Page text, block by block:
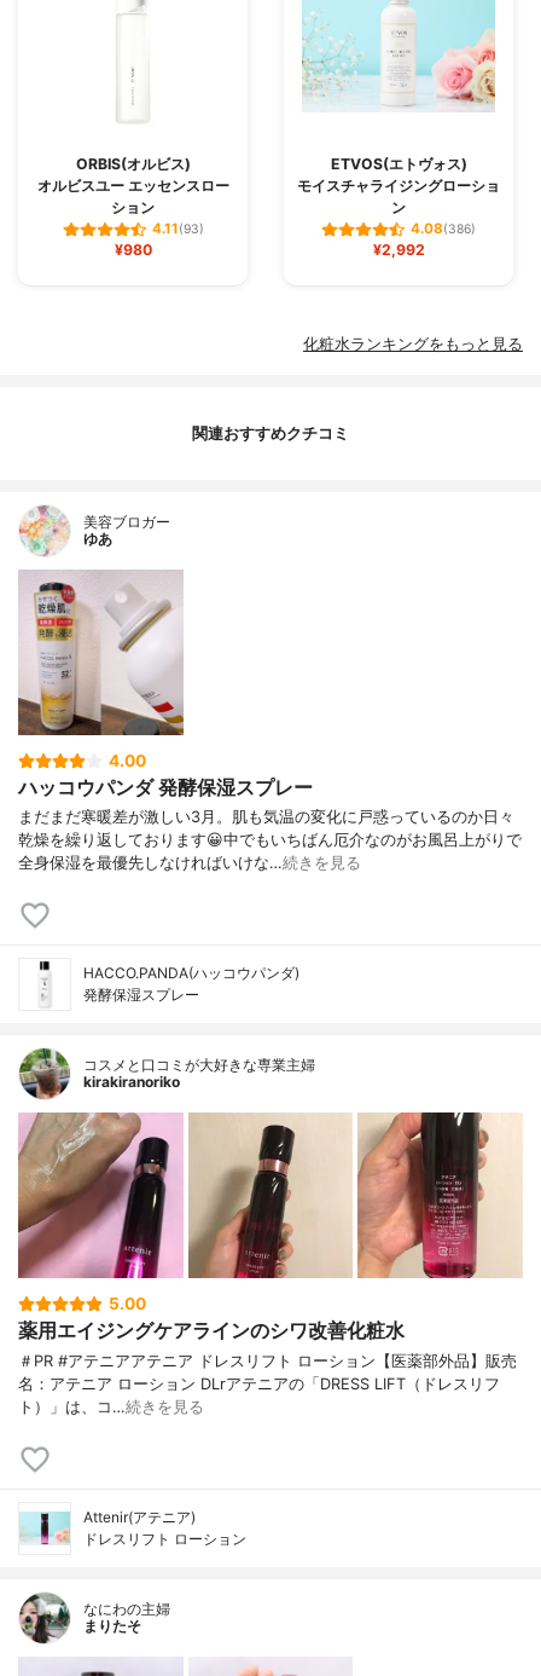
ORBIS(オルビス)
オルビスユー エッセンスロー
ション
4.11(93)
¥980
ETVOS(エトヴォス)
モイスチャライジングローショ
ン
4.08(386)
¥2,992
化粧水ランキングをもっと見る
関連おすすめクチコミ
美容ブロガー
ゆあ
4.00
ハッコウパンダ 発酵保湿スプレー
まだまだ寒暖差が激しい3月。肌も気温の変化に戸惑っているのか日々
乾燥を繰り返しております😀中でもいちばん厄介なのがお風呂上がりで
全身保湿を最優先しなければいけな…続きを見る
HACCO.PANDA(ハッコウパンダ)
発酵保湿スプレー
コスメと口コミが大好きな専業主婦
kirakiranoriko
5.00
薬用エイジングケアラインのシワ改善化粧水
＃PR #アテニアアテニア ドレスリフト ローション【医薬部外品】販売
名：アテニア ローション DLrアテニアの「DRESS LIFT（ドレスリフ
ト）」は、コ…続きを見る
Attenir(アテニア)
ドレスリフト ローション
なにわの主婦
まりたそ